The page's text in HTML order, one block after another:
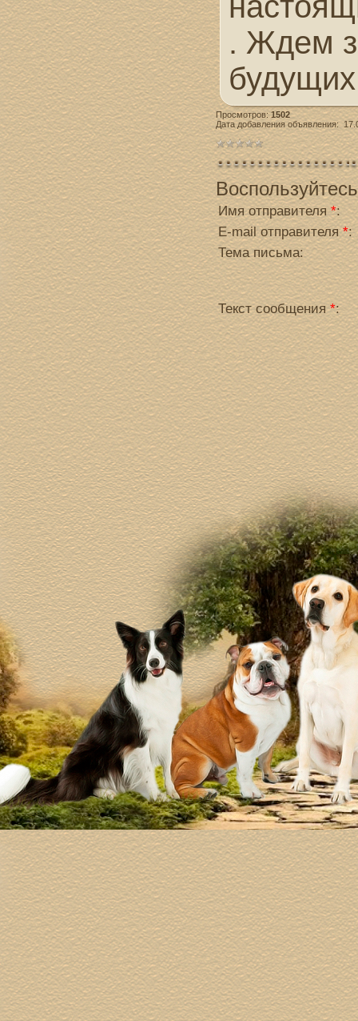
. Ждем
Просмотров:1502
Дата добавления объявления:
Имя отправителя *:
E-mail отправителя*:
Тема письма:
Текст сообщения*: